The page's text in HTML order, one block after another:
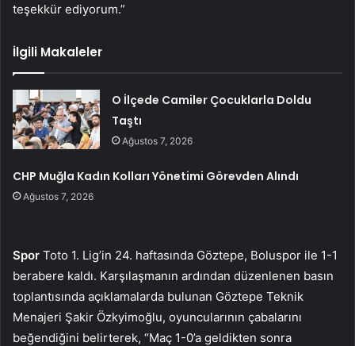
teşekkür ediyorum.”
İlgili Makaleler
O İlçede Camiler Çocuklarla Doldu
Taştı
Ağustos 7, 2026
CHP Muğla Kadın Kolları Yönetimi Görevden Alındı
Ağustos 7, 2026
Spor Toto 1. Lig’in 24. haftasında Göztepe, Boluspor ile 1-1
berabere kaldı. Karşılaşmanın ardından düzenlenen basın
toplantısında açıklamalarda bulunan Göztepe Teknik
Menajeri Şakir Özkyimoğlu, oyuncularının çabalarını
beğendiğini belirterek, “Maç 1-0’a geldikten sonra